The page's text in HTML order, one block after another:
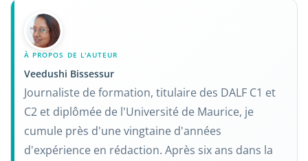
À PROPOS DE L'AUTEUR
Veedushi Bissessur
Journaliste de formation, titulaire des DALF C1 et
C2 et diplômée de l'Université de Maurice, je
cumule près d'une vingtaine d'années
d'expérience en rédaction. Après six ans dans la